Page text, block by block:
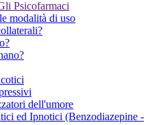
Psicofarmaci
modalità di uso
dell'umore
ed Ipnotici (Benzodiazepine -